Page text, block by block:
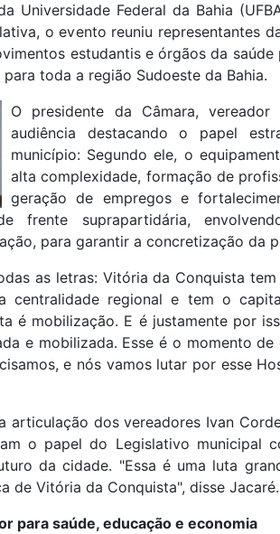
Universidade Federal da Bahia
o evento reuniu representantes
estudantis e órgãos da
toda a região Sudoeste da Bahia.
O presidente da Câmara,
audiência destacando o papel
município: Segundo ele, o
alta complexidade, formação de
geração de empregos e
frente suprapartidária,
para garantir a concretização da
as letras: Vitória da Conquista
centralidade regional e tem o
é mobilização. E é justamente por
e mobilizada. Esse é o momento
e nós vamos lutar por esse
articulação dos vereadores Ivan
o papel do Legislativo municipal
da cidade. "Essa é uma luta
de Vitória da Conquista", disse Jacaré.
para saúde, educação e economia